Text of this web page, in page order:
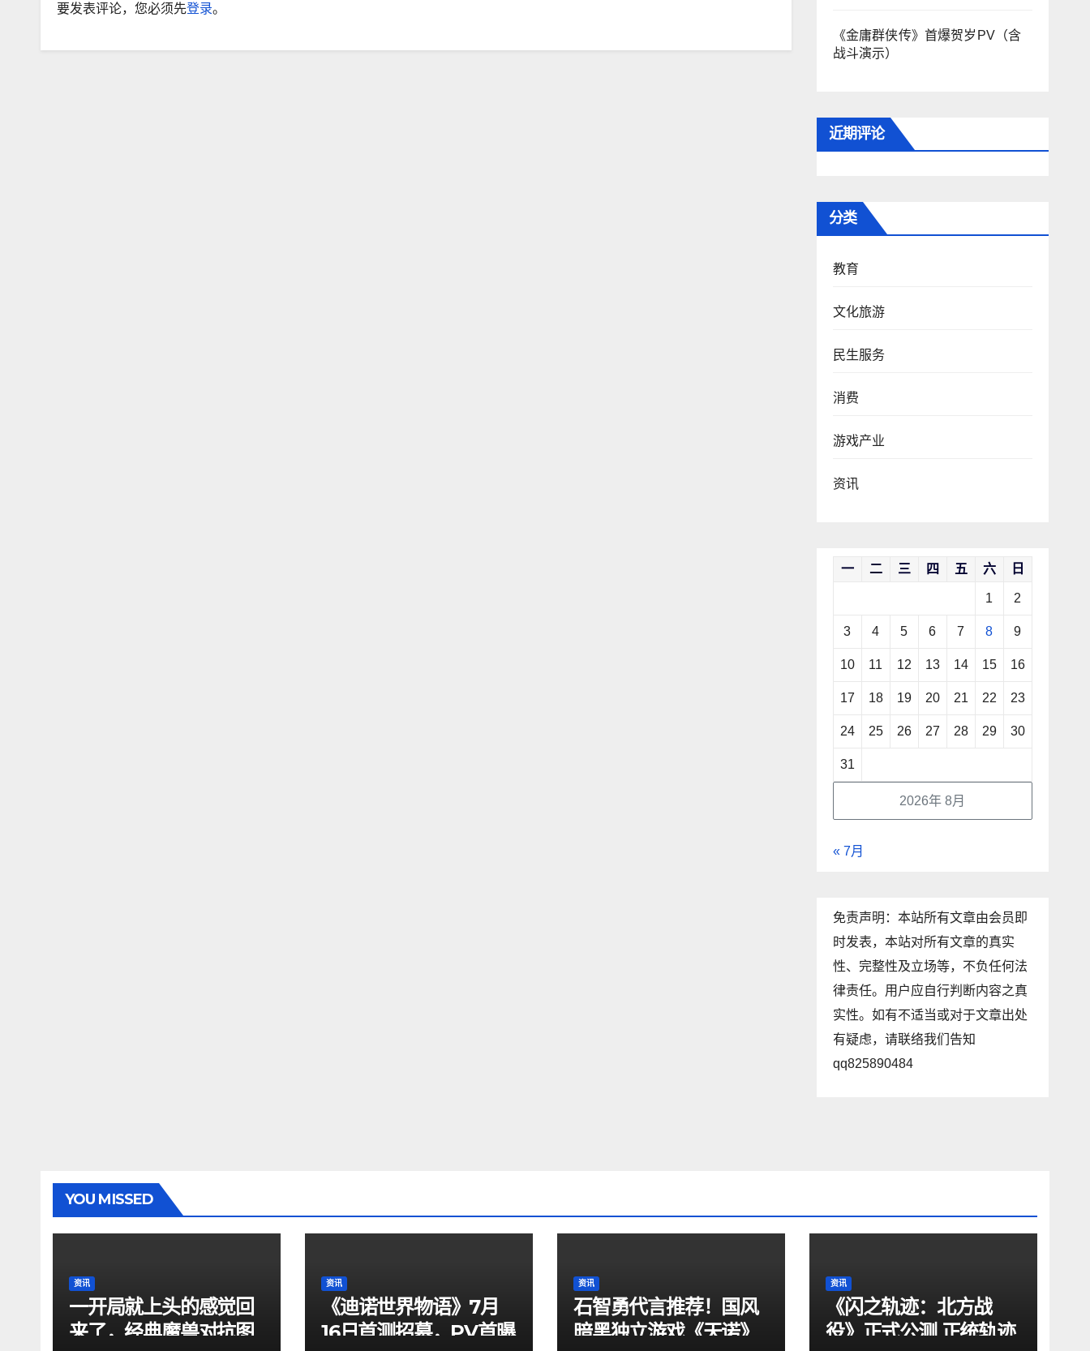
要发表评论，您必须先登录。
《金庸群侠传》首爆贺岁PV（含
战斗演示）
近期评论
分类
教育
文化旅游
民生服务
消费
游戏产业
资讯
2026年 8月
一 二 三 四 五 六 日
1 2
3 4 5 6 7 8 9
10 11 12 13 14 15 16
17 18 19 20 21 22 23
24 25 26 27 28 29 30
31
« 7月
免责声明：本站所有文章由会员即
时发表，本站对所有文章的真实
性、完整性及立场等，不负任何法
律责任。用户应自行判断内容之真
实性。如有不适当或对于文章出处
有疑虑，请联络我们告知
qq825890484
YOU MISSED
资讯
一开局就上头的感觉回
来了，经典魔兽对抗图
资讯
《迪诺世界物语》7月
16日首测招募，PV首曝
资讯
石智勇代言推荐！国风
暗黑独立游戏《天诺》
资讯
《闪之轨迹：北方战
役》正式公测 正统轨迹